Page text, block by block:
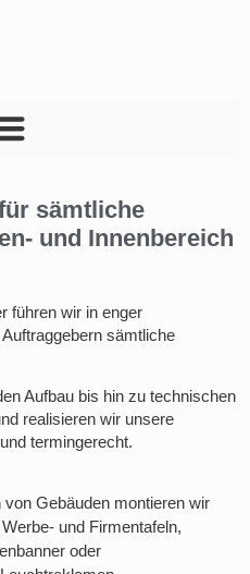
sämtliche
und Innenbereich
führen wir in enger
sämtliche
Aufbau bis hin zu technischen
realisieren wir unsere
termingerecht.
Gebäuden montieren wir
und Firmentafeln,
oder